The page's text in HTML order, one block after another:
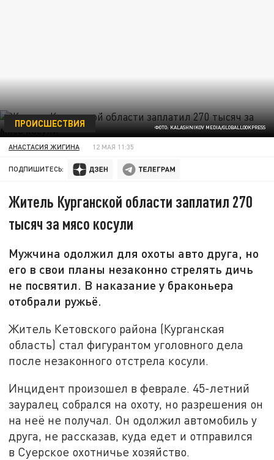
ФОТО: KALASHNIKOV MEDIA/GLOBALLOOKPRESS
ПРОИСШЕСТВИЯ
АНАСТАСИЯ ЖИГИНА 12 МАЯ 11:35
ПОДПИШИТЕСЬ:
Житель Курганской области заплатил 270
тысяч за мясо косули
Мужчина одолжил для охоты авто друга, но
его в свои планы незаконно стрелять дичь
не посвятил. В наказание у браконьера
отобрали ружьё.
Житель Кетовского района (Курганская
область) стал фигурантом уголовного дела
после незаконного отстрела косули.
Инцидент произошел в феврале. 45-летний
зауралец собрался на охоту, но разрешения он
на неё не получал. Он одолжил автомобиль у
друга, не рассказав, куда едет и отправился
в Суерское охотничье хозяйство.